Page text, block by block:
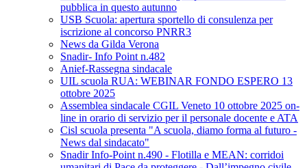
pubblica in questo autunno
USB Scuola: apertura sportello di consulenza per
iscrizione al concorso PNRR3
News da Gilda Verona
Snadir- Info Point n.482
Anief-Rassegna sindacale
UIL scuola RUA: WEBINAR FONDO ESPERO 13
ottobre 2025
Assemblea sindacale CGIL Veneto 10 ottobre 2025 on-
line in orario di servizio per il personale docente e ATA
Cisl scuola presenta "A scuola, diamo forma al futuro -
News dal sindacato"
Snadir Info-Point n.490 - Flotilla e MEAN: corridoi